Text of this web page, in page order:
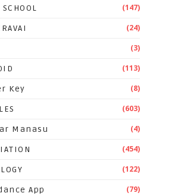
(147)
(24)
(3)
(113)
Key (8)
(603)
Manasu (4)
(454)
(122)
App (79)